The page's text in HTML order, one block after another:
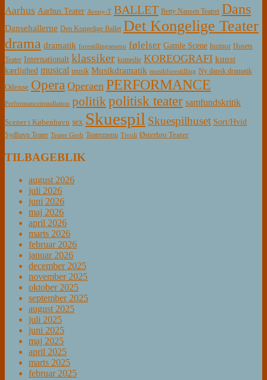
Aarhus Aarhus Teater Aveny-T BALLET Betty Nansen Teatret Dans
Dansehallerne Den Kongelige Ballet Det Kongelige Teater
drama dramatik forestillingsmenu følelser Gamle Scene humor Husets
Teater Internationalt klassiker komedie KOREOGRAFI kunst
kærlighed musical musik Musikdramatik musikforestilling Ny dansk dramatik
Odense Opera Operaen PERFORMANCE
Performanceinstallation politikpolitisk teater samfundskritik
Scener i København sex Skuespil Skuespilhuset Sort/Hvid
Sydhavn Teater Teater Grob Teatermenu Tivoli Østerbro Teater
TILBAGEBLIK
august 2026
juli 2026
juni 2026
maj 2026
april 2026
marts 2026
februar 2026
januar 2026
december 2025
november 2025
oktober 2025
september 2025
august 2025
juli 2025
juni 2025
maj 2025
april 2025
marts 2025
februar 2025